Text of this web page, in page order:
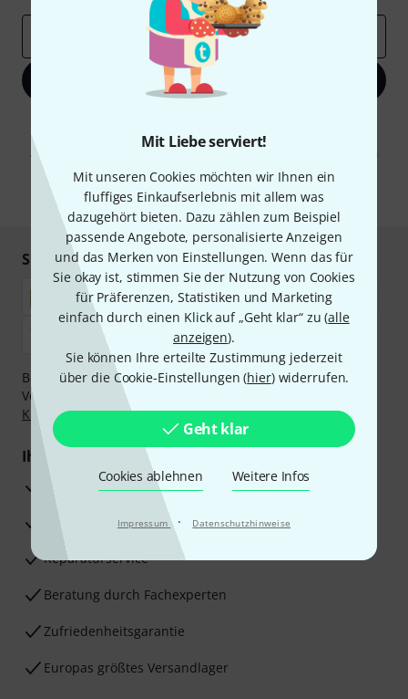
Mit Liebe serviert!
Mit unseren Cookies möchten wir Ihnen ein
fluffiges Einkaufserlebnis mit allem was
dazugehört bieten. Dazu zählen zum Beispiel
passende Angebote, personalisierte Anzeigen
und das Merken von Einstellungen. Wenn das für
Sie okay ist, stimmen Sie der Nutzung von Cookies
für Präferenzen, Statistiken und Marketing
einfach durch einen Klick auf „Geht klar“ zu (alle
anzeigen).
Sie können Ihre erteilte Zustimmung jederzeit
über die Cookie-Einstellungen (hier) widerrufen.
Geht klar
Cookies ablehnen Weitere Infos
Impressum · Datenschutzhinweise
Jetzt anmelden
Werbung und einer Messung des E-Mail-Nutzungsverhaltens zu. Die
Abmeldung ist jederzeit möglich. Weitere Informationen finden Sie in
* Pflichtfeld
Sicher einkaufen & bezahlen
Bezahlen Sie vertraulich und sicher per Nachnahme,
Vorkasse, PayPal, Amazon Pay,
Klarna Ratenzahlungoder Kreditkarte.
Ihre Vorteile
3 Jahre Thomann Garantie
30 Tage Money-Back-Garantie
Reparaturservice
Beratung durch Fachexperten
Zufriedenheitsgarantie
Europas größtes Versandlager